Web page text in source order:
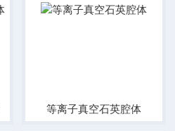
等离子真空石英腔体